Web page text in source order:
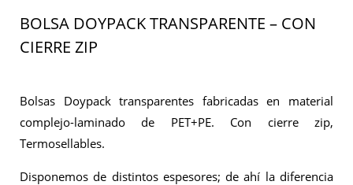
precios:
desde
BOLSA DOYPACK TRANSPARENTE – CON
CIERRE ZIP
Bolsas Doypack transparentes fabricadas en material
complejo-laminado de PET+PE. Con cierre zip,
Termosellables.
Disponemos de distintos espesores; de ahí la diferencia